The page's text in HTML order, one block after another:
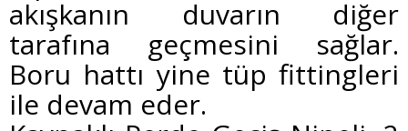
akışkanın duvarın diğer
tarafına geçmesini sağlar.
Boru hattı yine tüp fittingleri
ile devam eder.